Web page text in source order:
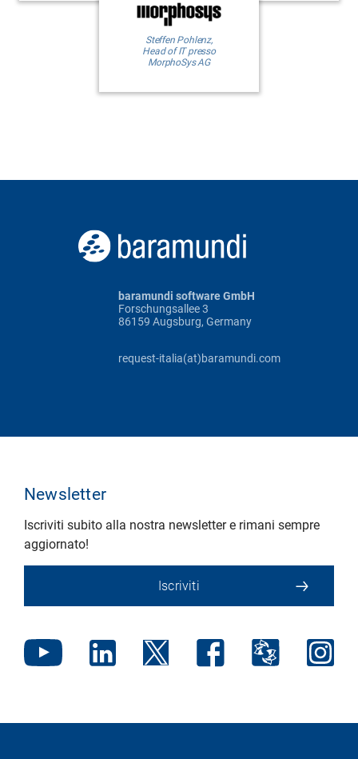
Steffen Pohlenz,
Head of IT presso
MorphoSys AG
baramundi software GmbH
Forschungsallee 3
86159 Augsburg, Germany
request-italia(at)baramundi.com
Newsletter
Iscriviti subito alla nostra newsletter e rimani sempre
aggiornato!
Iscriviti